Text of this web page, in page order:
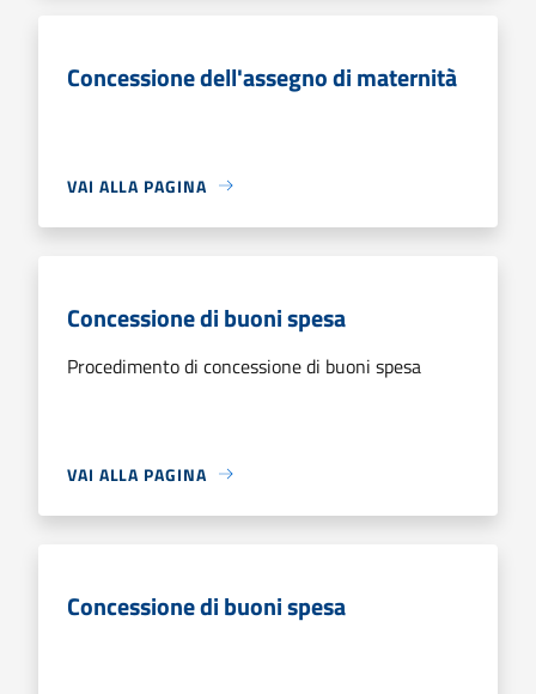
Concessione dell'assegno di maternità
VAI ALLA PAGINA
Concessione di buoni spesa
Procedimento di concessione di buoni spesa
VAI ALLA PAGINA
Concessione di buoni spesa